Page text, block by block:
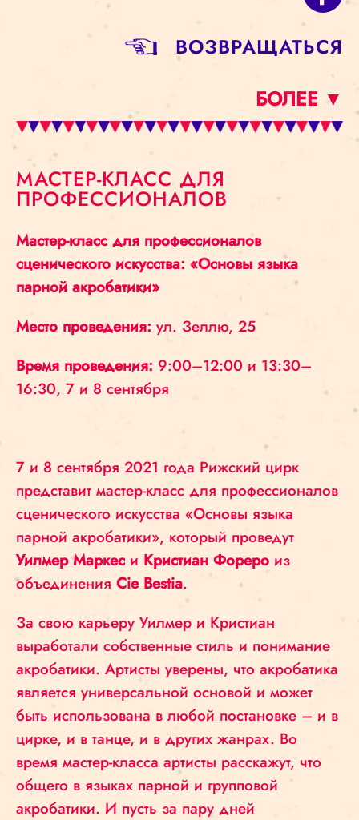
BОЗВРАЩАТЬСЯ
БОЛЕЕ ▼
​​МАСТЕР-КЛАСС ДЛЯ
ПРОФЕССИОНАЛОВ
​​Мастер-класс для профессионалов
сценического искусства: «Основы языка
парной акробатики»
Место проведения: ул. Зеллю, 25
Время проведения: 9:00–12:00 и 13:30–
16:30, 7 и 8 сентября
7 и 8 сентября 2021 года Рижский цирк
представит мастер-класс для профессионалов
сценического искусства «Основы языка
парной акробатики», который проведут
Уилмер Маркес и Кристиан Форерo из
объединения Cie Bestia.
За свою карьеру Уилмер и Кристиан
выработали собственные стиль и понимание
акробатики. Артисты уверены, что акробатика
является универсальной основой и может
быть использована в любой постановке – и в
цирке, и в танце, и в других жанрах. Во
время мастер-класса артисты расскажут, что
общего в языках парной и групповой
акробатики. И пусть за пару дней